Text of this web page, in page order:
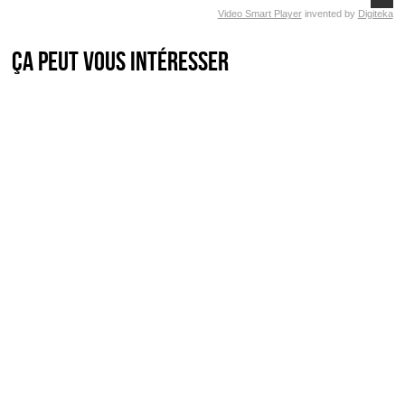
Video Smart Playerinvented by Digiteka
Ça peut vous intéresser